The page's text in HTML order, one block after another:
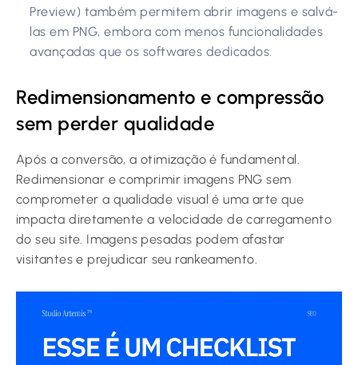
Preview) também permitem abrir imagens e salvá-
las em PNG, embora com menos funcionalidades
avançadas que os softwares dedicados.
Redimensionamento e compressão
sem perder qualidade
Após a conversão, a otimização é fundamental.
Redimensionar e comprimir imagens PNG sem
comprometer a qualidade visual é uma arte que
impacta diretamente a velocidade de carregamento
do seu site. Imagens pesadas podem afastar
visitantes e prejudicar seu rankeamento.